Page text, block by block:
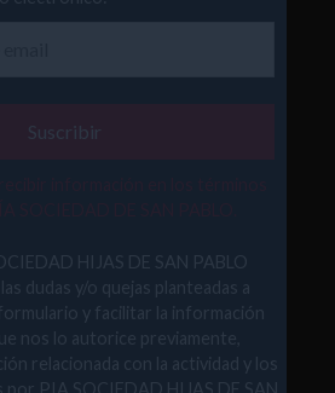
HIJAS DE SAN PABLO
dudas y/o quejas planteadas a
y facilitar la información
nos lo autorice previamente,
relacionada con la actividad y los
PIA SOCIEDAD HIJAS DE SAN